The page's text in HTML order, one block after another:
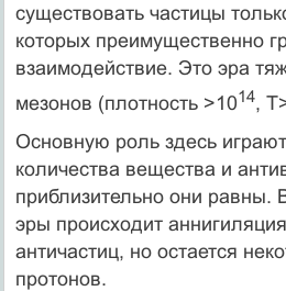
существовать частицы
которых преимущественно
взаимодействие. Это эра
мезонов (плотность >1014,
Основную роль здесь
количества вещества и
приблизительно они равны.
эры происходит
античастиц, но остается
протонов.